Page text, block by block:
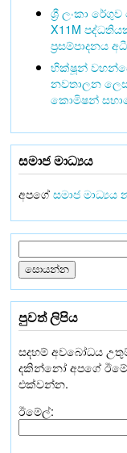
ශ්‍රී ලංකා
X11M
ප්‍රසම්පාදනය
භික්ෂූන්
නවතාලන ලෙස
කොමිෂන්
සමාජ මාධ්‍යය
අපගේසමාජ මාධ්‍යය
පුවත් ලිපිය
සදහම් අවබෝධය
දකින්නෝ අපගේ
එක්වන්න.
ඊමේල්: